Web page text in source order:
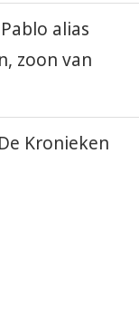
alias
zoon van
Kronieken